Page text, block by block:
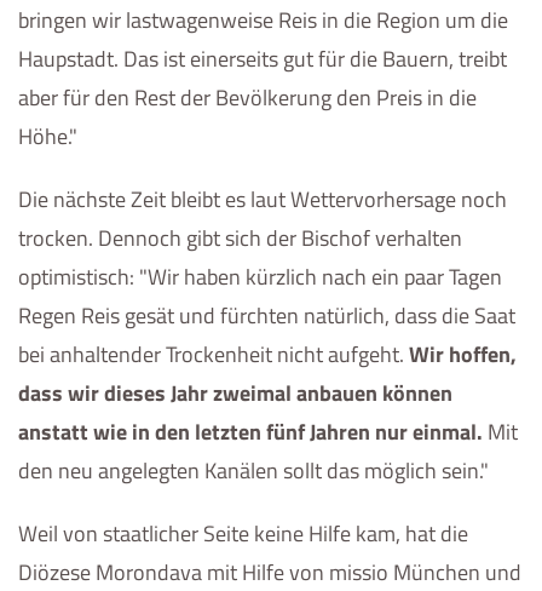
bringen wir lastwagenweise Reis in die Region um die
Haupstadt. Das ist einerseits gut für die Bauern, treibt
aber für den Rest der Bevölkerung den Preis in die
Höhe."
Die nächste Zeit bleibt es laut Wettervorhersage noch
trocken. Dennoch gibt sich der Bischof verhalten
optimistisch: "Wir haben kürzlich nach ein paar Tagen
Regen Reis gesät und fürchten natürlich, dass die Saat
bei anhaltender Trockenheit nicht aufgeht.Wir hoffen,
dass wir dieses Jahr zweimal anbauen können
anstatt wie in den letzten fünf Jahren nur einmal. Mit
den neu angelegten Kanälen sollt das möglich sein."
Weil von staatlicher Seite keine Hilfe kam, hat die
Diözese Morondava mit Hilfe von missio München und